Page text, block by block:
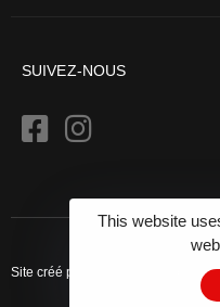
SUIVEZ-NOUS
Site créé par Creative Studio
This website